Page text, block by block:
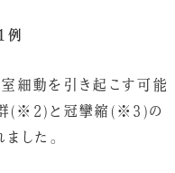
例
細動を引き起こす可能
群(※2)と冠攣縮(※3)の
した。